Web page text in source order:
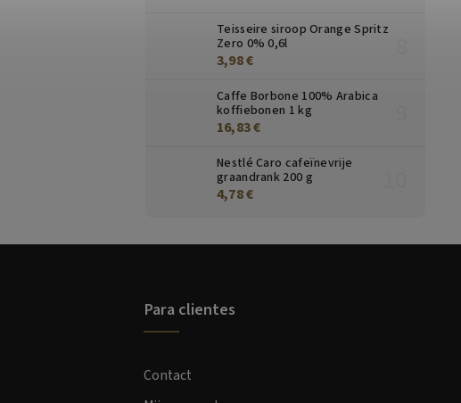
Teisseire siroop Orange Spritz
Zero 0% 0,6l
3,98 €
Caffe Borbone 100% Arabica
koffiebonen 1 kg
16,83 €
Nestlé Caro cafeïnevrije
graandrank 200 g
4,78 €
Para clientes
Contact